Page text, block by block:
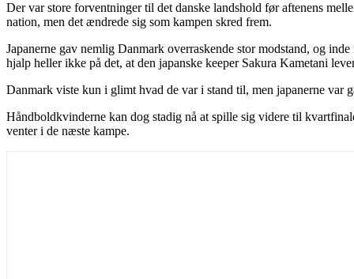
Der var store forventninger til det danske landshold før aftenens
nation, men det ændrede sig som kampen skred frem.
Japanerne gav nemlig Danmark overraskende stor modstand, og
hjalp heller ikke på det, at den japanske keeper Sakura Kametani
Danmark viste kun i glimt hvad de var i stand til, men japanerne var
Håndboldkvinderne kan dog stadig nå at spille sig videre til
venter i de næste kampe.